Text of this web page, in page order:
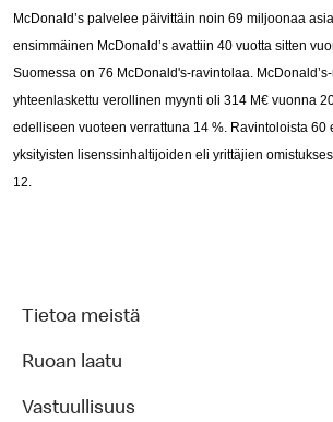
McDonald’s palvelee päivittäin noin 69 miljoonaa
ensimmäinen McDonald’s avattiin 40 vuotta sitten
Suomessa on 76 McDonald's-ravintolaa.
yhteenlaskettu verollinen myynti oli 314 M€ vuonna
edelliseen vuoteen verrattuna 14 %. Ravintoloista 60
yksityisten lisenssinhaltijoiden eli yrittäjien
12.
Tietoa meistä
Ruoan laatu
Vastuullisuus